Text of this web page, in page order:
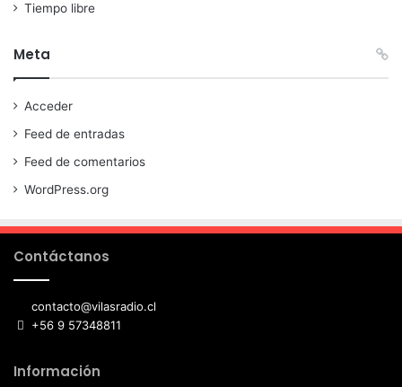
Tiempo libre
Meta
Acceder
Feed de entradas
Feed de comentarios
WordPress.org
Contáctanos
contacto@vilasradio.cl
+56 9 57348811
Información